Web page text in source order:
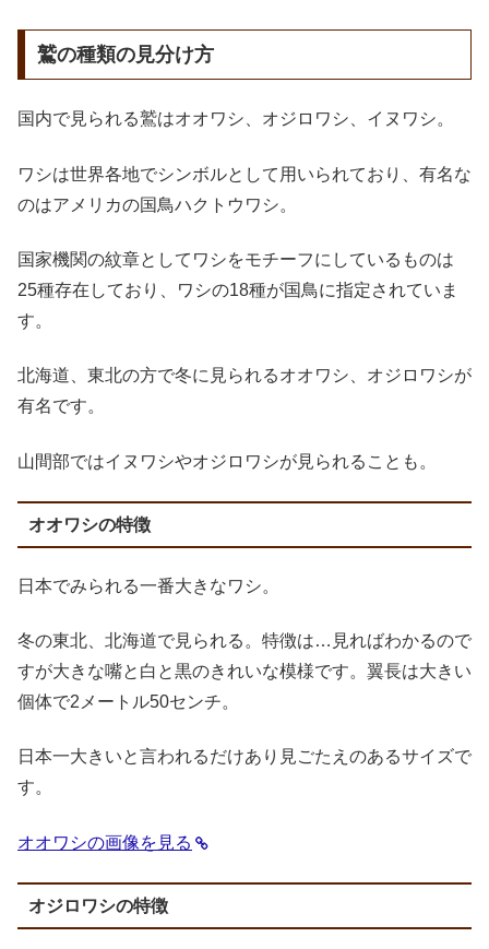
鷲の種類の見分け方
国内で見られる鷲はオオワシ、オジロワシ、イヌワシ。
ワシは世界各地でシンボルとして用いられており、有名な
のはアメリカの国鳥ハクトウワシ。
国家機関の紋章としてワシをモチーフにしているものは
25種存在しており、ワシの18種が国鳥に指定されていま
す。
北海道、東北の方で冬に見られるオオワシ、オジロワシが
有名です。
山間部ではイヌワシやオジロワシが見られることも。
オオワシの特徴
日本でみられる一番大きなワシ。
冬の東北、北海道で見られる。特徴は…見ればわかるので
すが大きな嘴と白と黒のきれいな模様です。翼長は大きい
個体で2メートル50センチ。
日本一大きいと言われるだけあり見ごたえのあるサイズで
す。
オオワシの画像を見る
オジロワシの特徴